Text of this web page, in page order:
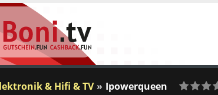
& Hifi & TV Ipowerqueen